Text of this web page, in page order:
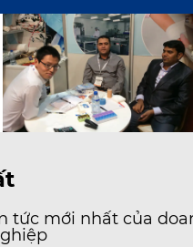
tức mới nhất của